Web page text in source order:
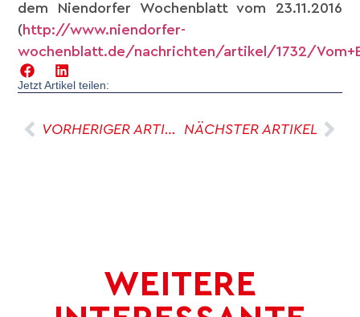
dem Niendorfer Wochenblatt vom 23.11.2016
(http://www.niendorfer-
wochenblatt.de/nachrichten/artikel/1732/
Jetzt Artikel teilen:
VORHERIGER ARTIKEL NÄCHSTER ARTIKEL
WEITERE